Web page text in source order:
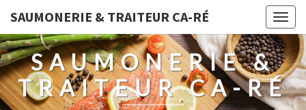
SAUMONERIE & TRAITEUR CA-RÉ
SAUMONERIE &
TRAITEUR CA-RÉ